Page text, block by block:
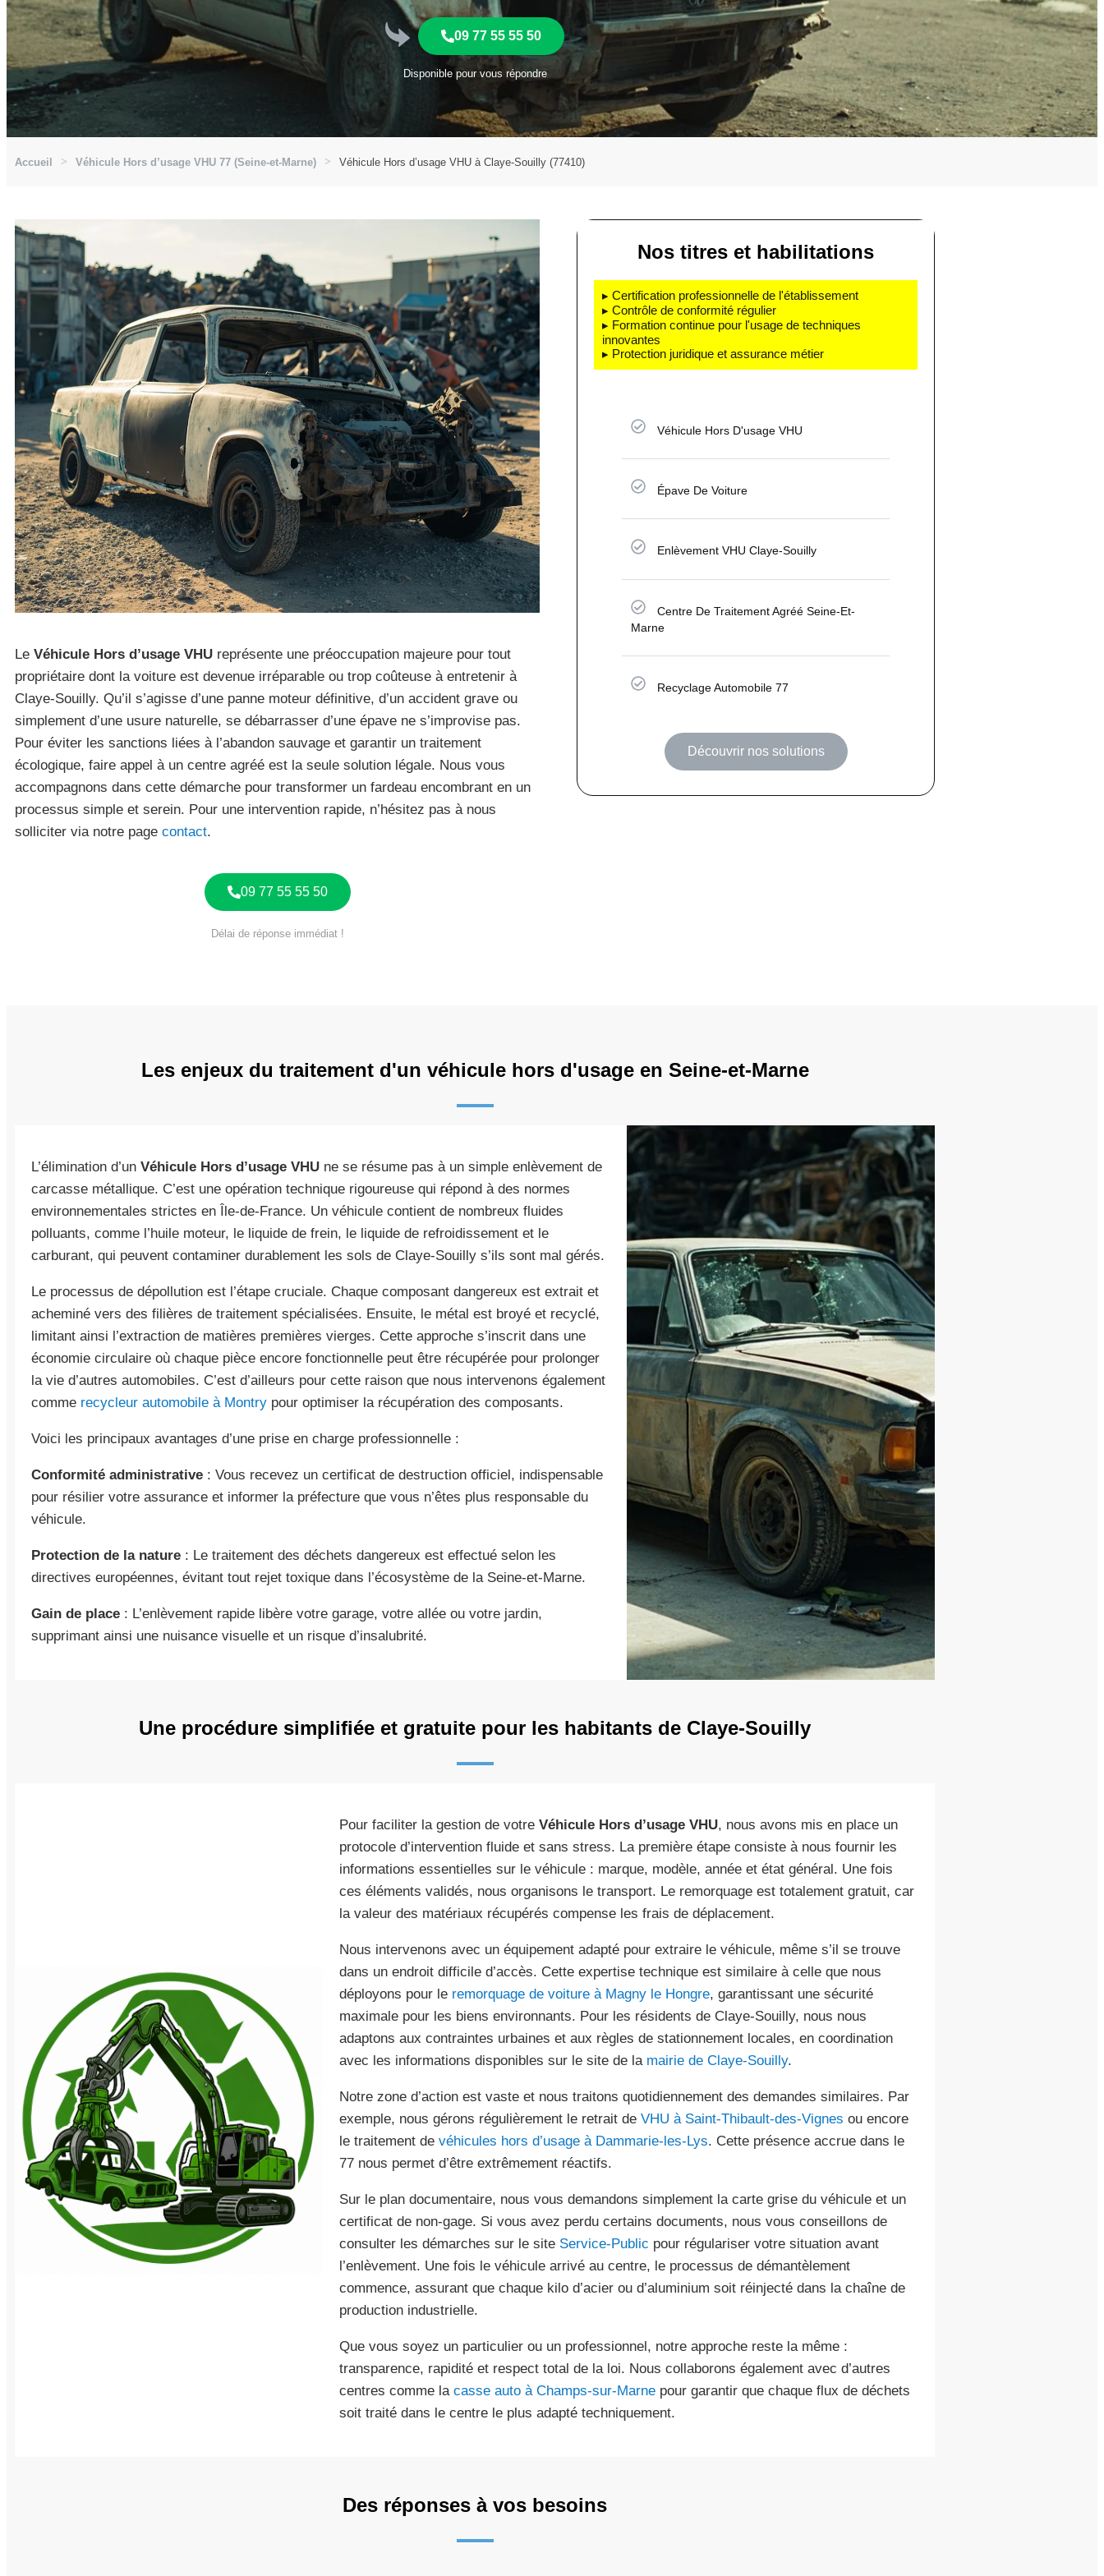
09 77 55 55 50
Disponible pour vous répondre
Accueil Véhicule Hors d’usage VHU 77 (Seine-et-Marne) Véhicule Hors d’usage VHU à Claye-Souilly (77410)
Le Véhicule Hors d’usage VHU représente une préoccupation majeure pour tout
propriétaire dont la voiture est devenue irréparable ou trop coûteuse à entretenir à
Claye-Souilly. Qu’il s’agisse d’une panne moteur définitive, d’un accident grave ou
simplement d’une usure naturelle, se débarrasser d’une épave ne s’improvise pas.
Pour éviter les sanctions liées à l’abandon sauvage et garantir un traitement
écologique, faire appel à un centre agréé est la seule solution légale. Nous vous
accompagnons dans cette démarche pour transformer un fardeau encombrant en un
processus simple et serein. Pour une intervention rapide, n’hésitez pas à nous
solliciter via notre page contact.
09 77 55 55 50
Délai de réponse immédiat !
Nos titres et habilitations
▸ Certification professionnelle de l'établissement
▸ Contrôle de conformité régulier
▸ Formation continue pour l'usage de techniques
innovantes
▸ Protection juridique et assurance métier
Véhicule Hors D'usage VHU
Épave De Voiture
Enlèvement VHU Claye-Souilly
Centre De Traitement Agréé Seine-Et-
Marne
Recyclage Automobile 77
Découvrir nos solutions
Les enjeux du traitement d'un véhicule hors d'usage en Seine-et-Marne
L’élimination d’un Véhicule Hors d’usage VHU ne se résume pas à un simple enlèvement de
carcasse métallique. C’est une opération technique rigoureuse qui répond à des normes
environnementales strictes en Île-de-France. Un véhicule contient de nombreux fluides
polluants, comme l’huile moteur, le liquide de frein, le liquide de refroidissement et le
carburant, qui peuvent contaminer durablement les sols de Claye-Souilly s’ils sont mal gérés.
Le processus de dépollution est l’étape cruciale. Chaque composant dangereux est extrait et
acheminé vers des filières de traitement spécialisées. Ensuite, le métal est broyé et recyclé,
limitant ainsi l’extraction de matières premières vierges. Cette approche s’inscrit dans une
économie circulaire où chaque pièce encore fonctionnelle peut être récupérée pour prolonger
la vie d’autres automobiles. C’est d’ailleurs pour cette raison que nous intervenons également
comme recycleur automobile à Montry pour optimiser la récupération des composants.
Voici les principaux avantages d’une prise en charge professionnelle :
Conformité administrative : Vous recevez un certificat de destruction officiel, indispensable
pour résilier votre assurance et informer la préfecture que vous n’êtes plus responsable du
véhicule.
Protection de la nature : Le traitement des déchets dangereux est effectué selon les
directives européennes, évitant tout rejet toxique dans l’écosystème de la Seine-et-Marne.
Gain de place : L’enlèvement rapide libère votre garage, votre allée ou votre jardin,
supprimant ainsi une nuisance visuelle et un risque d’insalubrité.
Une procédure simplifiée et gratuite pour les habitants de Claye-Souilly
Pour faciliter la gestion de votre Véhicule Hors d’usage VHU, nous avons mis en place un
protocole d’intervention fluide et sans stress. La première étape consiste à nous fournir les
informations essentielles sur le véhicule : marque, modèle, année et état général. Une fois
ces éléments validés, nous organisons le transport. Le remorquage est totalement gratuit, car
la valeur des matériaux récupérés compense les frais de déplacement.
Nous intervenons avec un équipement adapté pour extraire le véhicule, même s’il se trouve
dans un endroit difficile d’accès. Cette expertise technique est similaire à celle que nous
déployons pour le remorquage de voiture à Magny le Hongre, garantissant une sécurité
maximale pour les biens environnants. Pour les résidents de Claye-Souilly, nous nous
adaptons aux contraintes urbaines et aux règles de stationnement locales, en coordination
avec les informations disponibles sur le site de la mairie de Claye-Souilly.
Notre zone d’action est vaste et nous traitons quotidiennement des demandes similaires. Par
exemple, nous gérons régulièrement le retrait de VHU à Saint-Thibault-des-Vignes ou encore
le traitement de véhicules hors d’usage à Dammarie-les-Lys. Cette présence accrue dans le
77 nous permet d’être extrêmement réactifs.
Sur le plan documentaire, nous vous demandons simplement la carte grise du véhicule et un
certificat de non-gage. Si vous avez perdu certains documents, nous vous conseillons de
consulter les démarches sur le site Service-Public pour régulariser votre situation avant
l’enlèvement. Une fois le véhicule arrivé au centre, le processus de démantèlement
commence, assurant que chaque kilo d’acier ou d’aluminium soit réinjecté dans la chaîne de
production industrielle.
Que vous soyez un particulier ou un professionnel, notre approche reste la même :
transparence, rapidité et respect total de la loi. Nous collaborons également avec d’autres
centres comme la casse auto à Champs-sur-Marnepour garantir que chaque flux de déchets
soit traité dans le centre le plus adapté techniquement.
Des réponses à vos besoins